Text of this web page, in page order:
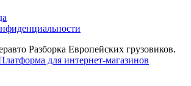
Разборка Европейских грузовиков.
для интернет-магазинов